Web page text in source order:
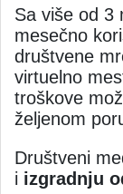
Sa više od 3
mesečno
društvene
virtuelno
troškove
željenom
Društveni
i izgradnju